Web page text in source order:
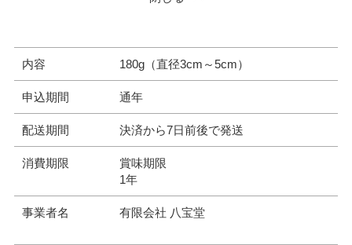
内容 180g（直径3cm～5cm）
申込期間 通年
配送期間 決済から7日前後で発送
消費期限
賞味期限
1年
事業者名 有限会社 八宝堂